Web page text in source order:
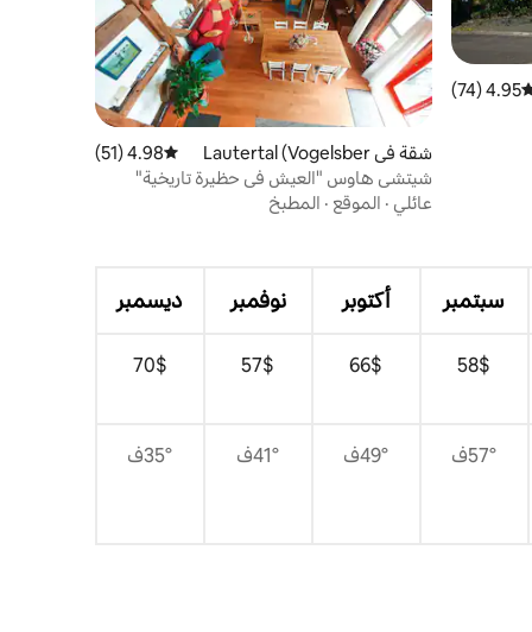
التقييم 4.95 من 5، 74 مراجعات
4.95 (74)
شقة في Lautertal (Vogelsber
g)
متوسط التقييم 4.98 من 5، 51 مراجعات
4.98 (51)
شيتشي هاوس "العيش في حظيرة تاريخية"
عائلي · الموقع · المطبخ
سبتمبر أكتوبر نوفمبر ديسمبر
$‏58
$‏66
$‏57
$‏70
57°ف 49°ف 41°ف 35°ف